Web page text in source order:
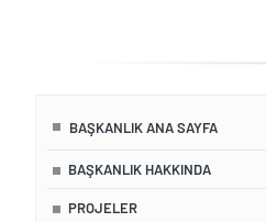
BAŞKANLIK ANA SAYFA
BAŞKANLIK HAKKINDA
PROJELER